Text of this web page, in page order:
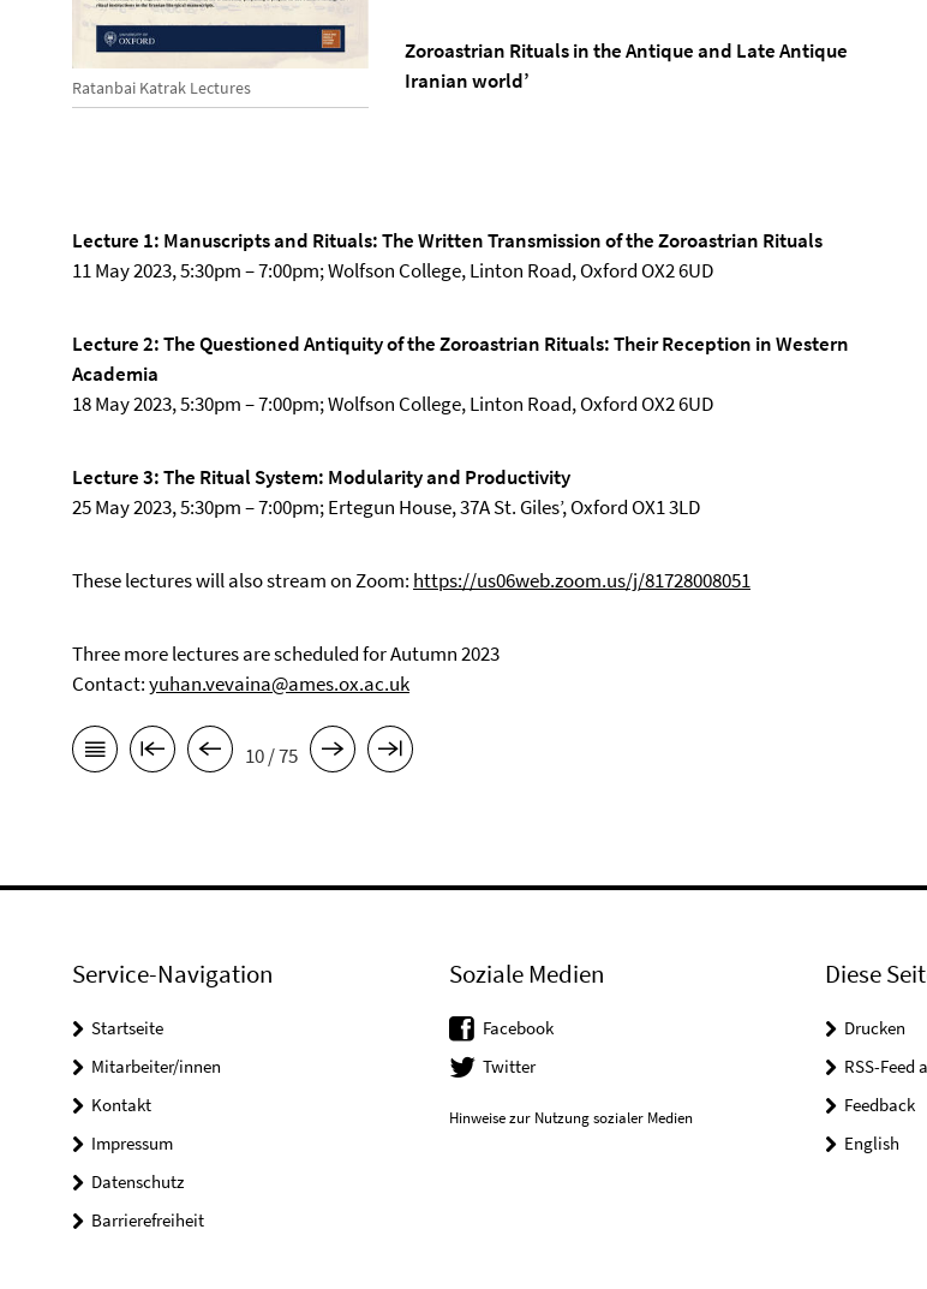
Ratanbai Katrak Lectures
Zoroastrian Rituals in the Antique and Late Antique
Iranian world’
Lecture 1: Manuscripts and Rituals: The Written Transmission of the Zoroastrian Rituals
11 May 2023, 5:30pm – 7:00pm; Wolfson College, Linton Road, Oxford OX2 6UD
Lecture 2: The Questioned Antiquity of the Zoroastrian Rituals: Their Reception in Western
Academia
18 May 2023, 5:30pm – 7:00pm; Wolfson College, Linton Road, Oxford OX2 6UD
Lecture 3: The Ritual System: Modularity and Productivity
25 May 2023, 5:30pm – 7:00pm; Ertegun House, 37A St. Giles’, Oxford OX1 3LD
These lectures will also stream on Zoom: https://us06web.zoom.us/j/81728008051
Three more lectures are scheduled for Autumn 2023
Contact:yuhan.vevaina@ames.ox.ac.uk
10 / 75
Service-Navigation
Startseite
Mitarbeiter/innen
Kontakt
Impressum
Datenschutz
Barrierefreiheit
Soziale Medien
Facebook
Twitter
Hinweise zur Nutzung sozialer Medien
Diese
Drucken
RSS-Feed
Feedback
English